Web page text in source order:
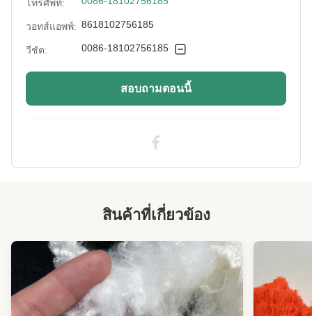
จากรีไซเคิล
Resistance:
GRS
ผ้าไม่ทอ
Impact
Resistance:
ดี
โทรศัพท์:
วอทส์แอพพ์: 8618102756185
วีชัต: 0086-18102756185
สอบถามตอนนี้
สินค้าที่เกี่ยวข้อง